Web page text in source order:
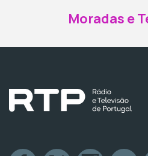
Moradas e